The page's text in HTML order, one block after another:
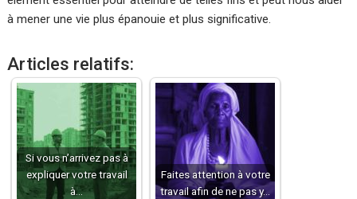
à mener une vie plus épanouie et plus significative.
Articles relatifs:
Si vous n’arrivez pas à
expliquer votre travail
à…
Faites attention à votre
travail afin de ne pas y…